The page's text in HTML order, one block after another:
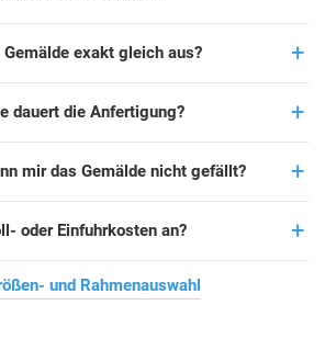
exakt gleich aus?
dauert die Anfertigung?
mir das Gemälde nicht gefällt?
oder Einfuhrkosten an?
und Rahmenauswahl